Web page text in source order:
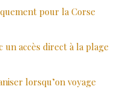
pour la Corse
accès direct à la plage
lorsqu’on voyage